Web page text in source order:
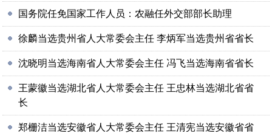
国务院任免国家工作人员：农融任外交部部长助理
徐麟当选贵州省人大常委会主任 李炳军当选贵州省省长
沈晓明当选海南省人大常委会主任 冯飞当选海南省省长
王蒙徽当选湖北省人大常委会主任 王忠林当选湖北省省
长
郑栅洁当选安徽省人大常委会主任 王清宪当选安徽省省